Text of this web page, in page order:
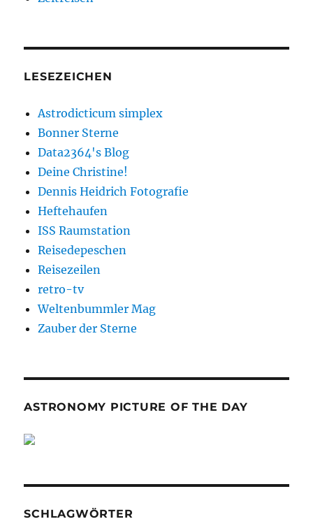
LESEZEICHEN
Astrodicticum simplex
Bonner Sterne
Data2364's Blog
Deine Christine!
Dennis Heidrich Fotografie
Heftehaufen
ISS Raumstation
Reisedepeschen
Reisezeilen
retro-tv
Weltenbummler Mag
Zauber der Sterne
ASTRONOMY PICTURE OF THE DAY
SCHLAGWÖRTER